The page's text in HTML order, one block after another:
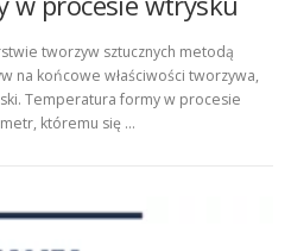
tworzyw sztucznych metodą
na końcowe właściwości tworzywa,
Temperatura formy w procesie
któremu się …